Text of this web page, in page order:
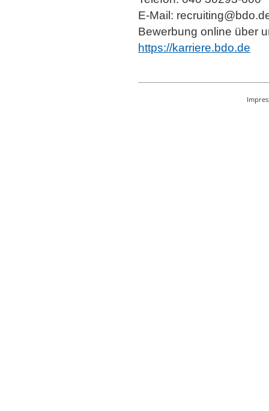
E-Mail:
Bewerbung online über
https://karriere.bdo.de